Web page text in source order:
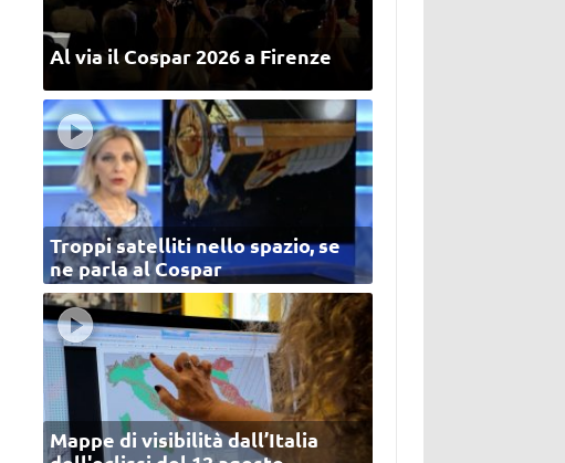
Al via il Cospar 2026 a Firenze
Troppi satelliti nello spazio, se
ne parla al Cospar
Mappe di visibilità dall’Italia